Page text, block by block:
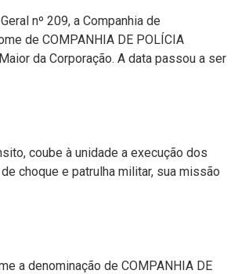
nº 209, a Companhia de
de COMPANHIA DE POLÍCIA
da Corporação. A data passou a ser
coube à unidade a execução dos
choque e patrulha militar, sua missão
e a denominação de COMPANHIA DE